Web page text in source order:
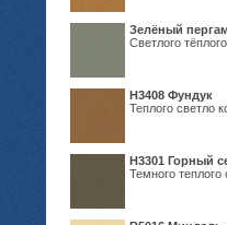
Зелёный
Светлого
Н3408 Фундук
Теплого светло
Н3301 Горный
Темного теплого